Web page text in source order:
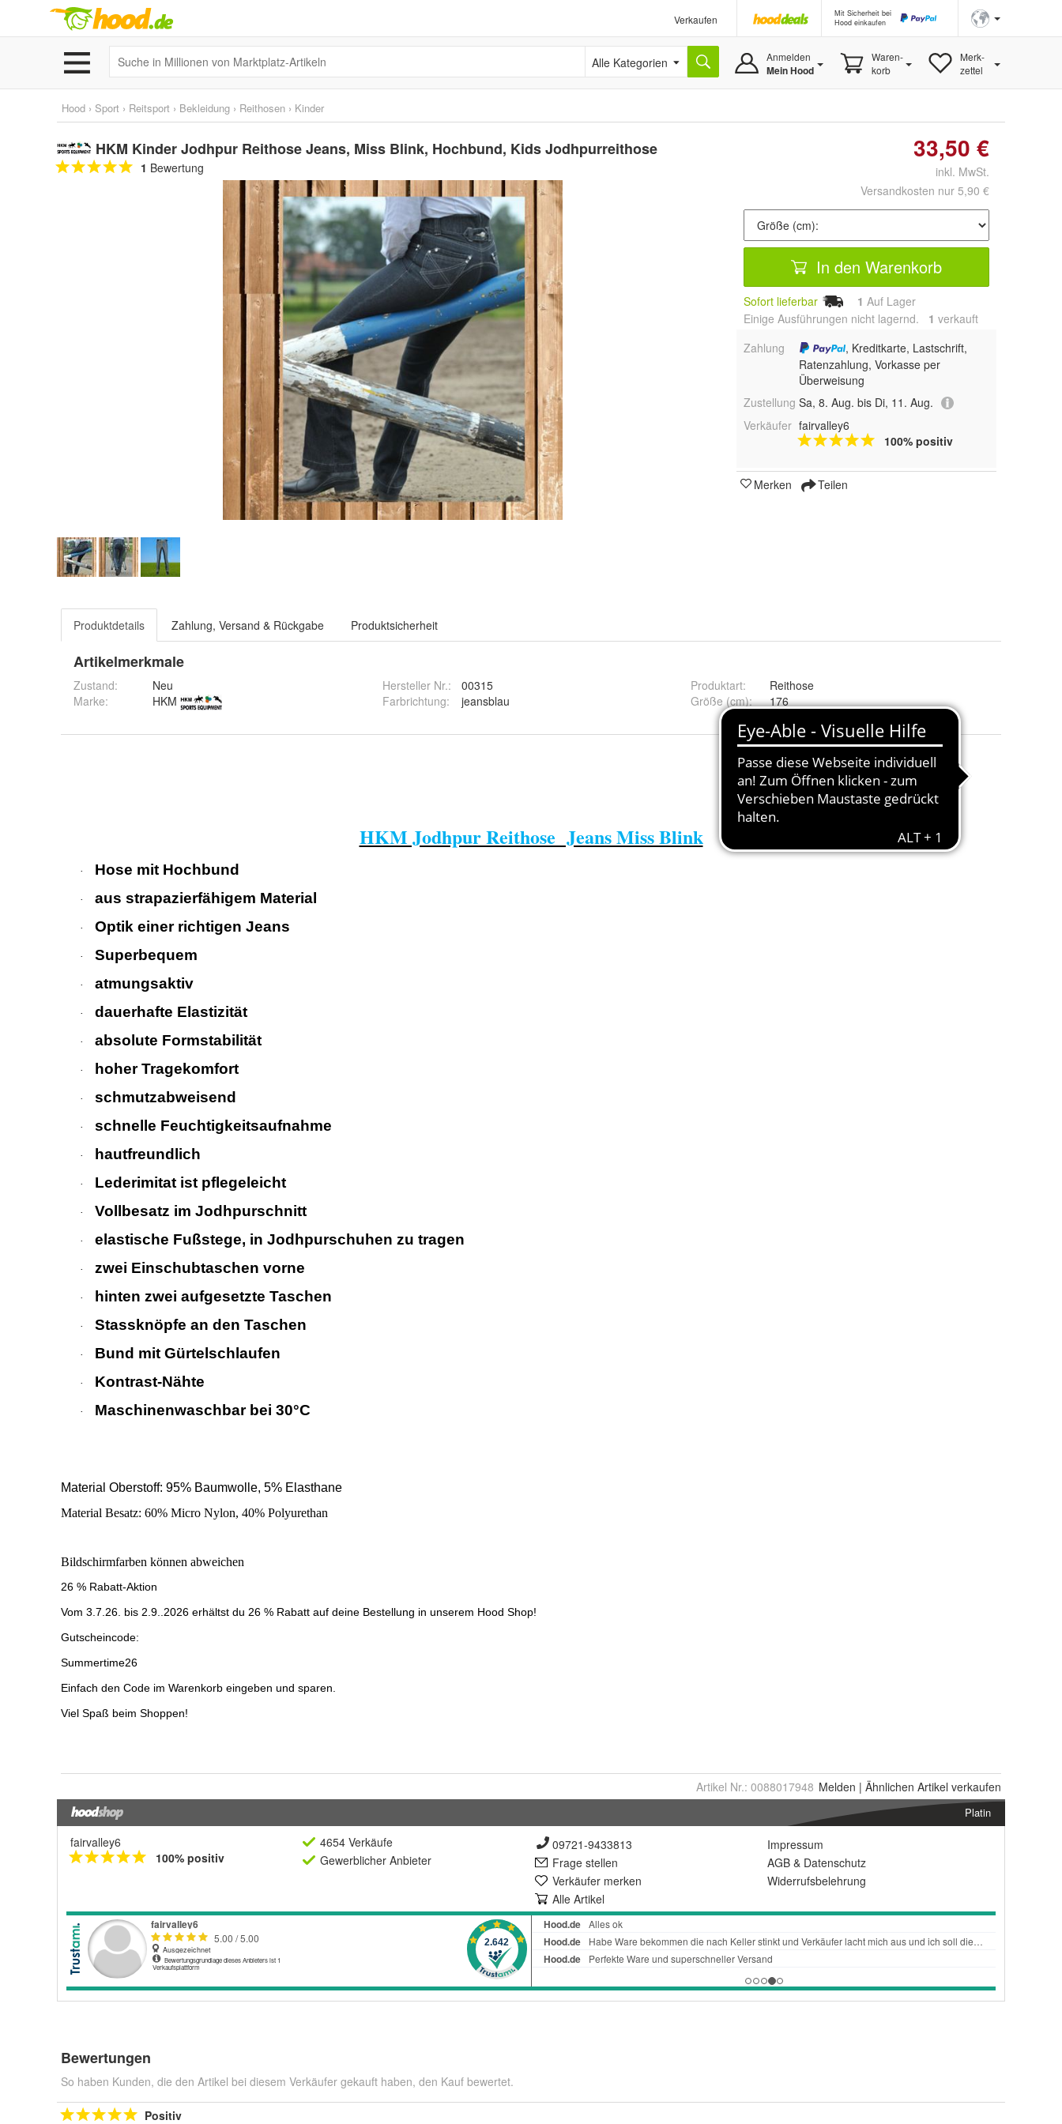
Verkaufen
Mit Sicherheit bei
Hood einkaufen
Alle Kategorien Anmelden
Mein Hood
Waren-
korb
Merk-
zettel
Hood › Sport › Reitsport › Bekleidung › Reithosen › Kinder
HKM Kinder Jodhpur Reithose Jeans, Miss Blink, Hochbund, Kids Jodhpurreithose
1 Bewertung
33,50 €
inkl. MwSt.
Versandkosten nur 5,90 €
In den Warenkorb
Sofort lieferbar 1 Auf Lager
Einige Ausführungen nicht lagernd. 1 verkauft
Zahlung
, Kreditkarte, Lastschrift,
Ratenzahlung, Vorkasse per
Überweisung
Zustellung Sa, 8. Aug. bis Di, 11. Aug.
Verkäufer fairvalley6
100% positiv
Merken Teilen
Produktdetails Zahlung, Versand & Rückgabe Produktsicherheit
Artikelmerkmale
Zustand:
Neu
Marke:
HKM
Hersteller Nr.:
00315
Farbrichtung: jeansblau
Produktart:
Reithose
Größe (cm): 176
Artikel Nr.: 0088017948 Melden | Ähnlichen Artikel verkaufen
Platin
fairvalley6
100% positiv
4654 Verkäufe
Gewerblicher Anbieter
09721-9433813
Frage stellen
Verkäufer merken
Alle Artikel
Impressum
AGB & Datenschutz
Widerrufsbelehrung
Bewertungen
So haben Kunden, die den Artikel bei diesem Verkäufer gekauft haben, den Kauf bewertet.
Positiv